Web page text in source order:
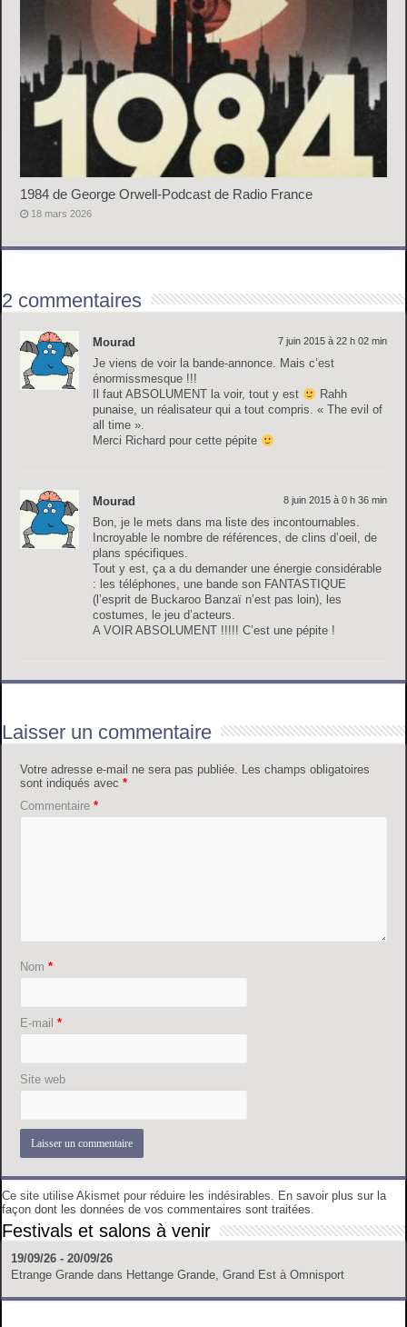
1984 de George Orwell-Podcast de Radio France
18 mars 2026
2 commentaires
Mourad 7 juin 2015 à 22 h 02 min
Je viens de voir la bande-annonce. Mais c’est
énormissmesque !!!
Il faut ABSOLUMENT la voir, tout y est
Rahh
punaise, un réalisateur qui a tout compris. « The evil of
all time ».
Merci Richard pour cette pépite
Mourad 8 juin 2015 à 0 h 36 min
Bon, je le mets dans ma liste des incontournables.
Incroyable le nombre de références, de clins d’oeil, de
plans spécifiques.
Tout y est, ça a du demander une énergie considérable
: les téléphones, une bande son FANTASTIQUE
(l’esprit de Buckaroo Banzaï n’est pas loin), les
costumes, le jeu d’acteurs.
A VOIR ABSOLUMENT !!!!! C’est une pépite !
Laisser un commentaire
Votre adresse e-mail ne sera pas publiée. Les champs obligatoires
sont indiqués avec*
Commentaire*
Nom*
E-mail*
Site web
Ce site utilise Akismet pour réduire les indésirables. En savoir plus sur la
façon dont les données de vos commentaires sont traitées.
Festivals et salons à venir
19/09/26 - 20/09/26
Etrange Grande dans Hettange Grande, Grand Est à Omnisport